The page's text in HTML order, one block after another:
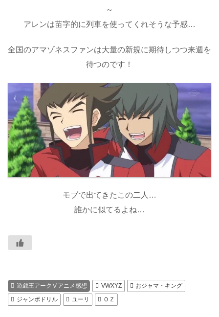
～
アレンは苗字的に列車を使ってくれそうな予感…
全国のアマゾネスファンは大量の新規に期待しつつ来週を
待つのです！
モブで出てきたこの二人…
誰かに似てるよね…
遊戯王アークⅤアニメ感想 VWXYZ
おジャマ・キング
ジャンボドリル
ユーリ ＯＺ